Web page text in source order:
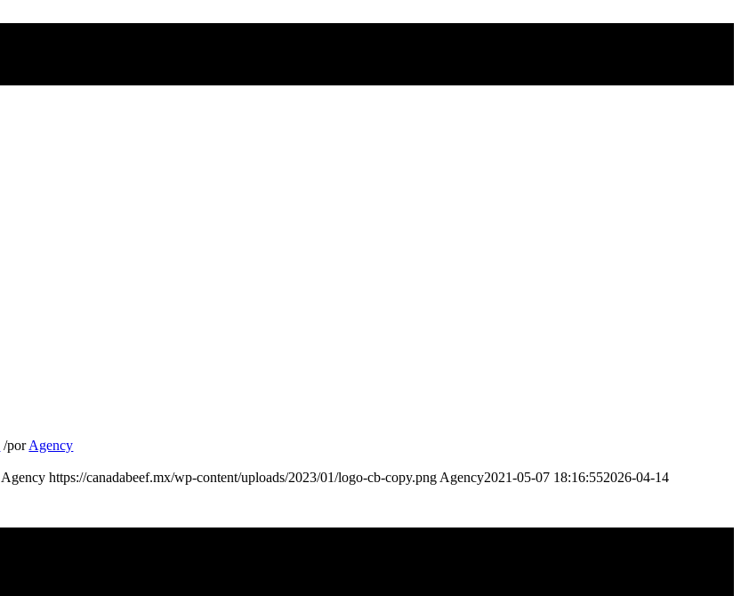
/porAgency
Agency https://canadabeef.mx/wp-content/uploads/2023/01/logo-cb-copy.png Agency2021-05-07 18:16:552026-04-14